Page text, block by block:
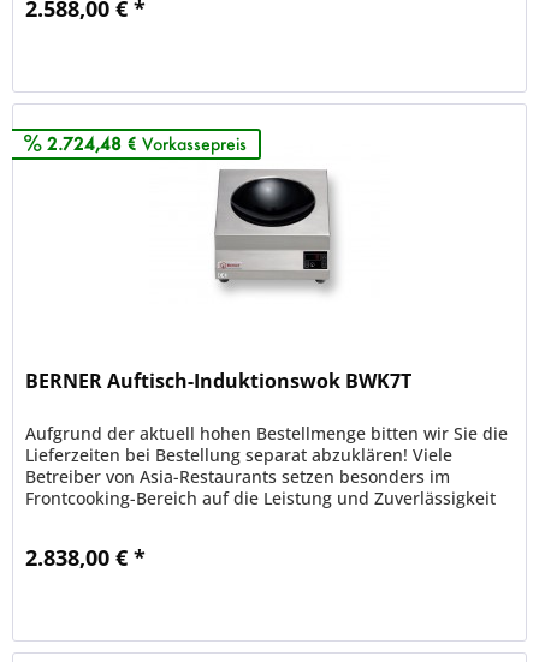
2.588,00 € *
2.724,48 € Vorkassepreis
BERNER Auftisch-Induktionswok BWK7T
Aufgrund der aktuell hohen Bestellmenge bitten wir Sie die
Lieferzeiten bei Bestellung separat abzuklären! Viele
Betreiber von Asia-Restaurants setzen besonders im
Frontcooking-Bereich auf die Leistung und Zuverlässigkeit
2.838,00 € *